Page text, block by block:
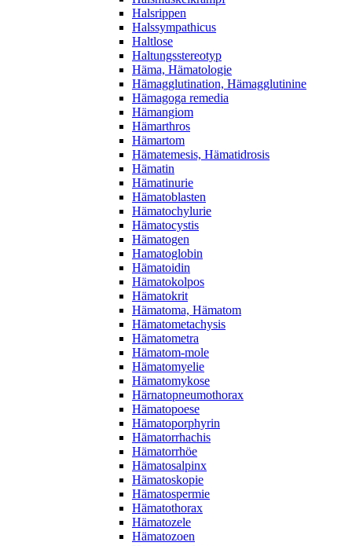
Halsrippen
Halssympathicus
Haltlose
Haltungsstereotyp
Häma, Hämatologie
Hämagglutination, Hämagglutinine
Hämagoga remedia
Hämangiom
Hämarthros
Hämartom
Hämatemesis, Hämatidrosis
Hämatin
Hämatinurie
Hämatoblasten
Hämatochylurie
Hämatocystis
Hämatogen
Hamatoglobin
Hämatoidin
Hämatokolpos
Hämatokrit
Hämatoma, Hämatom
Hämatometachysis
Hämatometra
Hämatom-mole
Hämatomyelie
Hämatomykose
Härnatopneumothorax
Hämatopoese
Hämatoporphyrin
Hämatorrhachis
Hämatorrhöe
Hämatosalpinx
Hämatoskopie
Hämatospermie
Hämatothorax
Hämatozele
Hämatozoen